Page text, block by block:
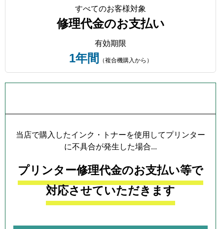
すべてのお客様対象
修理代金のお支払い
有効期限
1年間 （複合機購入から）
当店で購入したインク・トナーを使用してプリンター
に不具合が発生した場合...
プリンター修理代金のお支払い等で
対応させていただきます